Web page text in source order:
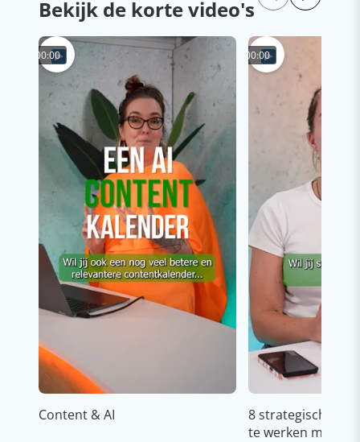
Bekijk de korte video's
00:00
Content & AI
00:00
8 strategische
te werken met